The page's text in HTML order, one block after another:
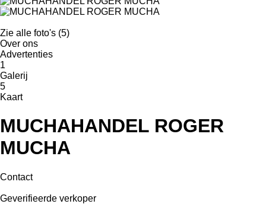
Zie alle foto's (5)
Over ons
Advertenties
1
Galerij
5
Kaart
MUCHAHANDEL ROGER
MUCHA
Contact
Geverifieerde verkoper